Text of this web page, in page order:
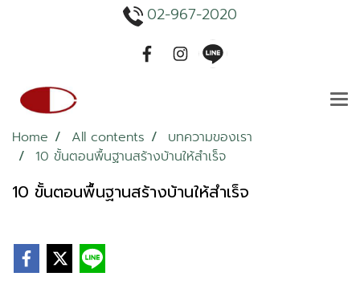
02-967-2020
Home All contents
บทความของเรา
10 ขั้นตอนพื้นฐานสร้างบ้านให้สำเร็จ
10 ขั้นตอนพื้นฐานสร้างบ้านให้สำเร็จ